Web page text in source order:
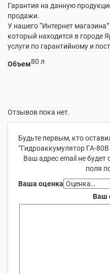
Гарантия на данную
продажи.
У нашего “Интернет
который находится в городе
услуги по гарантийному и
Объем80 л
Отзывов пока нет.
Будьте первым, кто
“Гидроаккумулятор ГА-80В
Ваш адрес email не будет
поля
Ваша оценка
Ваш